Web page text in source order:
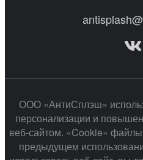
ООО «АнтиСплэш»
персонализации и
веб-сайтом. «Cookie»
предыдущем